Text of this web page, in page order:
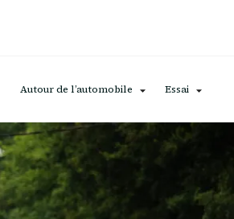
Autour de l’automobile Essai